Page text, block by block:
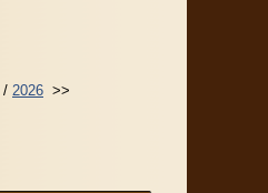
/ 2026 >>